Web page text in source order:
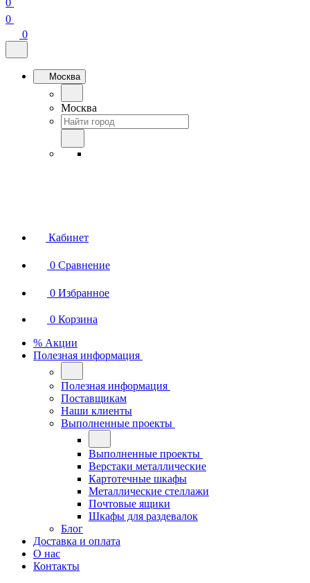
0
0
0
Москва
Москва
Кабинет
0 Сравнение
0 Избранное
0 Корзина
% Акции
Полезная информация
Полезная информация
Поставщикам
Наши клиенты
Выполненные проекты
Выполненные проекты
Верстаки металлические
Картотечные шкафы
Металлические стеллажи
Почтовые ящики
Шкафы для раздевалок
Блог
Доставка и оплата
О нас
Контакты